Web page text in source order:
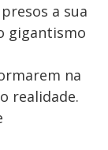
a sua
gigantismo
na
realidade.